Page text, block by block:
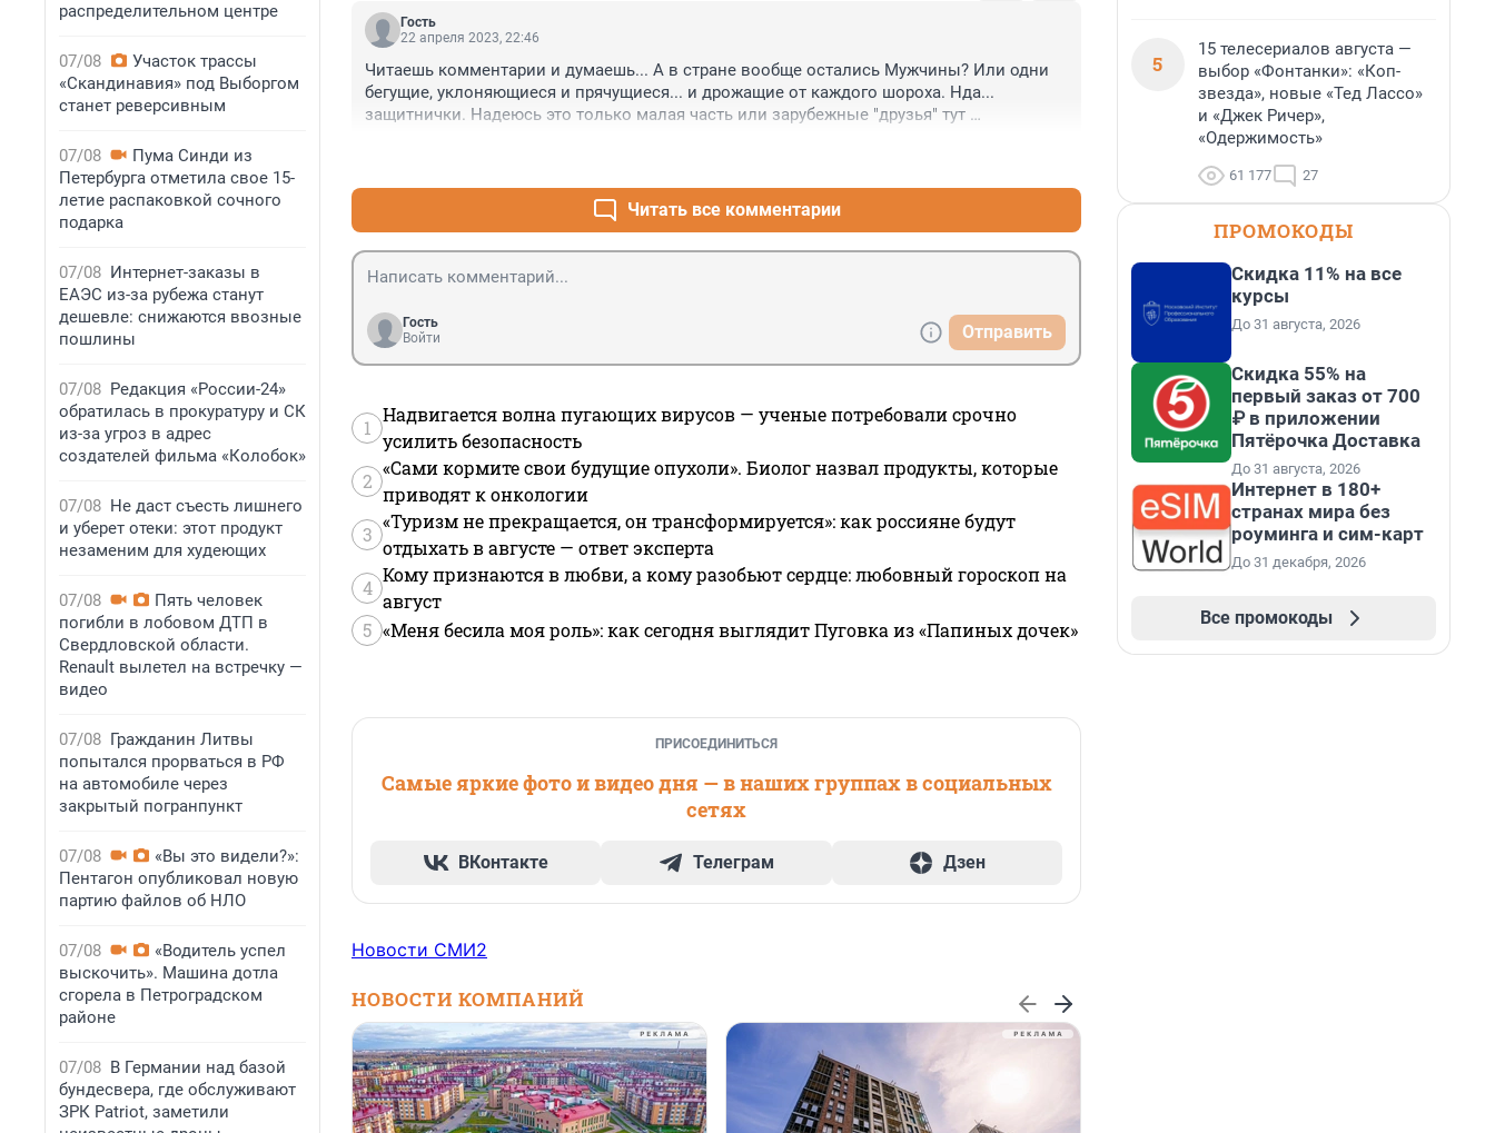
распределительном центре
07/08
Участок трассы
«Скандинавия» под Выборгом
станет реверсивным
07/08
Пума Синди из
Петербурга отметила свое 15-
летие распаковкой сочного
подарка
07/08 Интернет-заказы в
ЕАЭС из-за рубежа станут
дешевле: снижаются ввозные
пошлины
07/08 Редакция «России-24»
обратилась в прокуратуру и СК
из-за угроз в адрес
создателей фильма «Колобок»
07/08 Не даст съесть лишнего
и уберет отеки: этот продукт
незаменим для худеющих
07/08
Пять человек
погибли в лобовом ДТП в
Свердловской области.
Renault вылетел на встречку —
видео
07/08 Гражданин Литвы
попытался прорваться в РФ
на автомобиле через
закрытый погранпункт
07/08
«Вы это видели?»:
Пентагон опубликовал новую
партию файлов об НЛО
07/08
«Водитель успел
выскочить». Машина дотла
сгорела в Петроградском
районе
07/08 В Германии над базой
бундесвера, где обслуживают
ЗРК Patriot, заметили
Гость
22 апреля 2023, 22:46
Читаешь комментарии и думаешь... А в стране вообще остались Мужчины? Или одни
бегущие, уклоняющиеся и прячущиеся... и дрожащие от каждого шороха. Нда...
защитнички. Надеюсь это только малая часть или зарубежные "друзья" тут
Читать все комментарии
Гость
Войти
Отправить
1
Надвигается волна пугающих вирусов — ученые потребовали срочно
усилить безопасность
2
«Сами кормите свои будущие опухоли». Биолог назвал продукты, которые
приводят к онкологии
3
«Туризм не прекращается, он трансформируется»: как россияне будут
отдыхать в августе — ответ эксперта
4
Кому признаются в любви, а кому разобьют сердце: любовный гороскоп на
август
5 «Меня бесила моя роль»: как сегодня выглядит Пуговка из «Папиных дочек»
ПРИСОЕДИНИТЬСЯ
Самые яркие фото и видео дня — в наших группах в социальных
сетях
ВКонтакте Телеграм Дзен
Новости СМИ2
НОВОСТИ КОМПАНИЙ
5
15 телесериалов августа —
выбор «Фонтанки»: «Коп-
звезда», новые «Тед Лассо»
и «Джек Ричер»,
«Одержимость»
61 177 27
ПРОМОКОДЫ
Скидка 11% на все
курсы
До 31 августа, 2026
Скидка 55% на
первый заказ от 700
₽ в приложении
Пятёрочка Доставка
До 31 августа, 2026
Интернет в 180+
странах мира без
роуминга и сим-карт
До 31 декабря, 2026
Все промокоды